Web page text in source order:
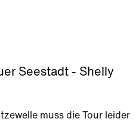
Seestadt - Shelly
muss die Tour leider